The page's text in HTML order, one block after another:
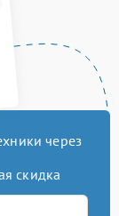
через
скидка